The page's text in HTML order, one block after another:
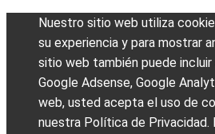
Nuestro sitio web utiliza
su experiencia y para mostrar
sitio web también puede
Google Adsense, Google
web, usted acepta el uso de
nuestra Política de Privacidad.